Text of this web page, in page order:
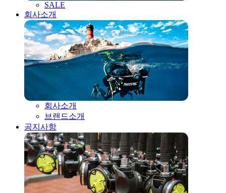
SALE
회사소개
회사소개
브랜드소개
공지사항